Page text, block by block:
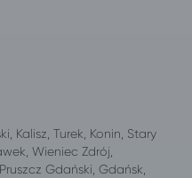
Kalisz, Turek, Konin, Stary
Wieniec Zdrój,
Gdański, Gdańsk,